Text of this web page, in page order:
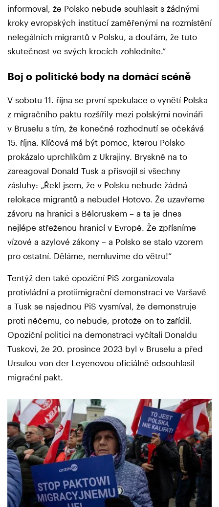
informoval, že Polsko nebude souhlasit s žádnými
kroky evropských institucí zaměřenými na rozmístění
nelegálních migrantů v Polsku, a doufám, že tuto
skutečnost ve svých krocích zohledníte.“
Boj o politické body na domácí scéně
V sobotu 11. října se první spekulace o vynětí Polska
z migračního paktu rozšířily mezi polskými novináři
v Bruselu s tím, že konečné rozhodnutí se očekává
15. října. Klíčová má být pomoc, kterou Polsko
prokázalo uprchlíkům z Ukrajiny. Bryskně na to
zareagoval Donald Tusk a přisvojil si všechny
zásluhy: „Řekl jsem, že v Polsku nebude žádná
relokace migrantů a nebude! Hotovo. Že uzavřeme
závoru na hranici s Běloruskem – a ta je dnes
nejlépe střeženou hranicí v Evropě. Že zpřísníme
vízové a azylové zákony – a Polsko se stalo vzorem
pro ostatní. Děláme, nemluvíme do větru!“
Tentýž den také opoziční PiS zorganizovala
protivládní a protiimigrační demonstraci ve Varšavě
a Tusk se najednou PiS vysmíval, že demonstruje
proti něčemu, co nebude, protože on to zařídil.
Opoziční politici na demonstraci vyčítali Donaldu
Tuskovi, že 20. prosince 2023 byl v Bruselu a před
Ursulou von der Leyenovou oficiálně odsouhlasil
migrační pakt.